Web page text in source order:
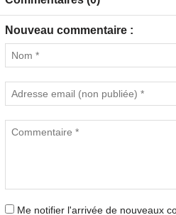
Nouveau commentaire :
Me notifier l'arrivée de nouveaux